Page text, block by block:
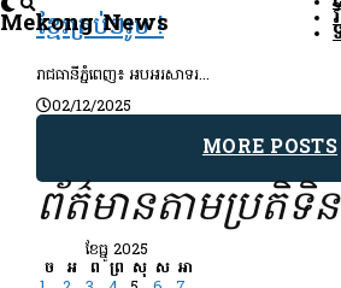
Mekong News
ខ្មែរគ្រប់ៗរូប !
រាជធានីភ្នំពេញ៖ អបអរសាទរ...
02/12/2025
MORE POSTS
ព័ត៌មានតាមប្រតិទិន
ខែ​ធ្នូ 2025
ច អ ព ព្រ សុ ស អា